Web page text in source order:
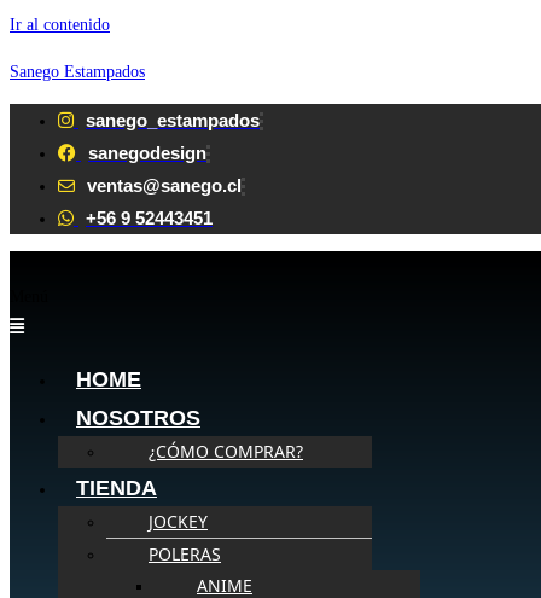
Ir al contenido
Sanego Estampados
sanego_estampados
sanegodesign
ventas@sanego.cl
+56 9 52443451
HOME
NOSOTROS
¿CÓMO COMPRAR?
TIENDA
JOCKEY
POLERAS
ANIME